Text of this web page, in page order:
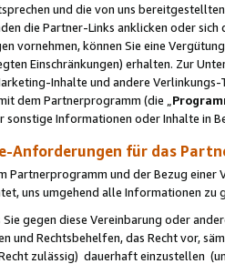
und die von uns
die Partner-Links anklicken oder
vornehmen, können Sie eine
Einschränkungen) erhalten. Zur
Inhalte und andere
dem Partnerprogramm (die „
sonstige Informationen oder Inhalte in
Anforderungen für das
Partnerprogramm und der Bezug einer
uns umgehend alle Informationen zu
Sie gegen diese Vereinbarung oder
und Rechtsbehelfen, das Recht vor,
zulässig) dauerhaft einzustellen